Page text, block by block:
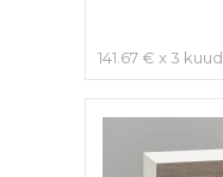
141.67 € x 3 kuud